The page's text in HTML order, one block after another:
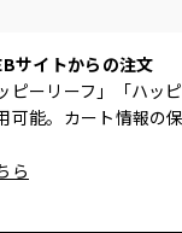
サイトからの注文
ピーリーフ」「ハッ
可能。カート情報の
ら